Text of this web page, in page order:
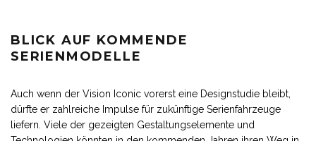
BLICK AUF KOMMENDE
SERIENMODELLE
Auch wenn der Vision Iconic vorerst eine Designstudie bleibt,
dürfte er zahlreiche Impulse für zukünftige Serienfahrzeuge
liefern. Viele der gezeigten Gestaltungselemente und